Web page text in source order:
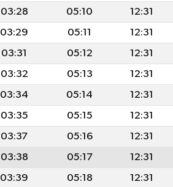
03:28 05:10 12:31
03:29 05:11 12:31
03:31 05:12 12:31
03:32 05:13 12:31
03:34 05:14 12:31
03:35 05:15 12:31
03:37 05:16 12:31
03:38 05:17 12:31
03:39 05:18 12:31